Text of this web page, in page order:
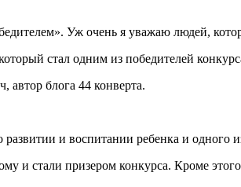
Уж очень я уважаю людей,
стал одним из победителей
автор блога 44 конверта.
развитии и воспитании ребенка и одного
и стали призером конкурса. Кроме